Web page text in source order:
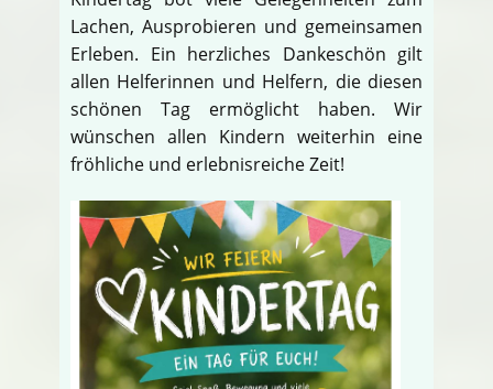
Lachen, Ausprobieren und gemeinsamen
Erleben. Ein herzliches Dankeschön gilt
allen Helferinnen und Helfern, die diesen
schönen Tag ermöglicht haben. Wir
wünschen allen Kindern weiterhin eine
fröhliche und erlebnisreiche Zeit!